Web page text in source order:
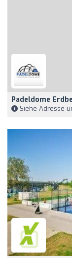
Padeldome
Siehe Adresse